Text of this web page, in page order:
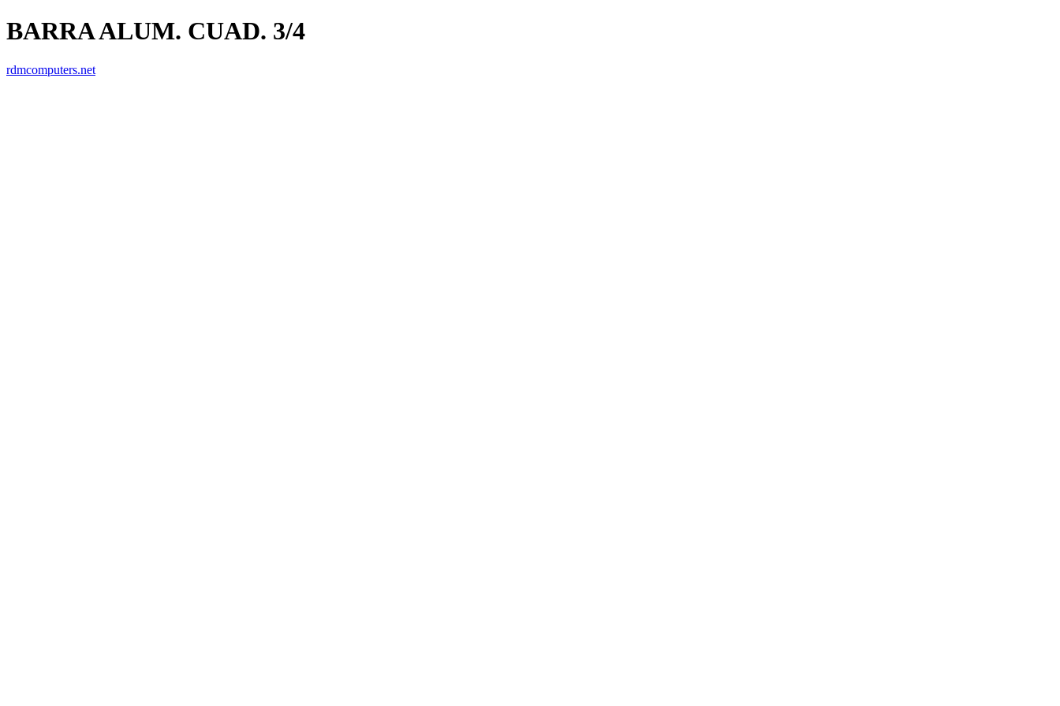
BARRA ALUM. CUAD. 3/4
rdmcomputers.net